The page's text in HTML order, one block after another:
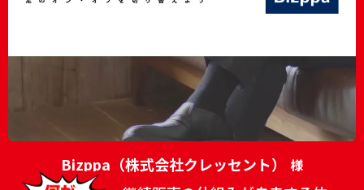
Bizppa（株式会社クレッセント） 様